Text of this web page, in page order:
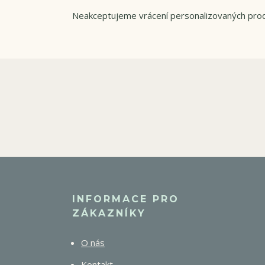
Neakceptujeme vrácení personalizovaných
INFORMACE PRO
ZÁKAZNÍKY
O nás